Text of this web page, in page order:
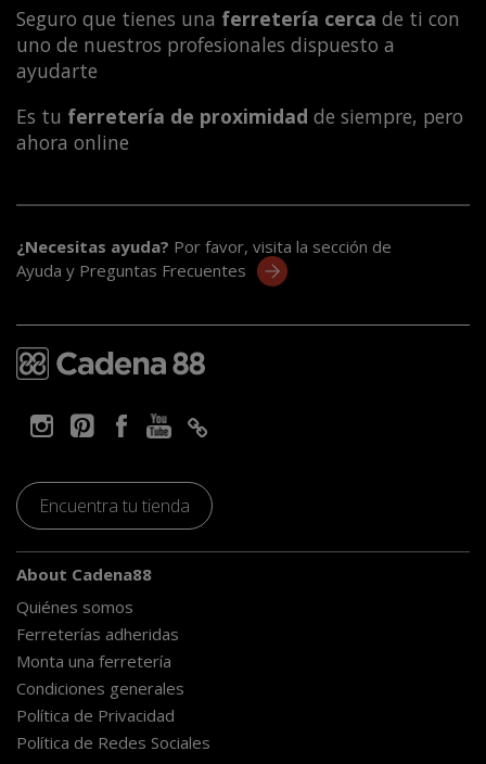
Seguro que tienes una ferretería cerca de ti con
uno de nuestros profesionales dispuesto a
ayudarte
Es tu ferretería de proximidad de siempre, pero
ahora online
¿Necesitas ayuda? Por favor, visita la sección de
Ayuda y Preguntas Frecuentes
Encuentra tu tienda
About Cadena88
Quiénes somos
Ferreterías adheridas
Monta una ferretería
Condiciones generales
Política de Privacidad
Política de Redes Sociales